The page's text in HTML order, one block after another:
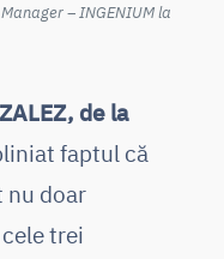
– INGENIUM la
de la
faptul că
nu doar
trei